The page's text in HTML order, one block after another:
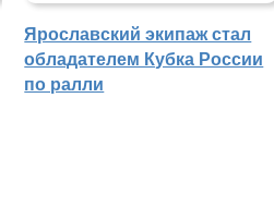
Ярославский экипаж стал
обладателем Кубка России
по ралли